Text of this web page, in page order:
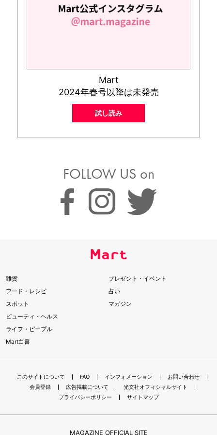
Mart
2024年春号以降は未発売
試し読み
FOLLOW US on
雑貨
フード・レシピ
スポット
ビューティ・ヘルス
ライフ・ピープル
Mart白書
プレゼント・イベント
占い
マガジン
このサイトについて FAQ インフォメーション
お問い合わせ
会員登録
広告掲載について
光文社オフィシャルサイト
プライバシーポリシー
サイトマップ
MAGAZINE OFFICIAL SITE